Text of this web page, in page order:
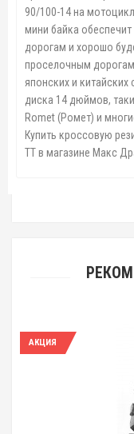
90/100-14 на
мини байка
дорогам и хорошо
проселочным
японских и
диска 14 дюймов,
Romet (Ромет) и
Купить кроссовую
TT в магазине Макс